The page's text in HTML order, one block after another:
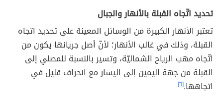
تحديد اتّجاه القبلة بالأنهار والجبال
تعتبر الأنهار الكبيرة من الوسائل المعينة على تحديد اتجاه
القبلة، وذلك في غالب الأنهار؛ لأنّ أصل جريانها يكون من
اتّجاه مهب الرياح الشماليّة، وتسير بالنسبة للمصلي إلى
القبلة من جهة اليمين إلى اليسار مع انحراف قليل في
اتجاهها.[٦]